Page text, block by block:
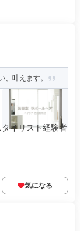
叶えます。
イリスト経験者
気になる